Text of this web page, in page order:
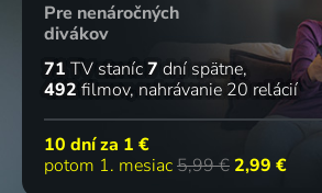
Pre nenáročných
divákov
71 TV staníc7 dní spätne
492 filmov nahrávanie 20 relácií
10 dní za 1 €
potom 1. mesiac5,99 € 2,99 €